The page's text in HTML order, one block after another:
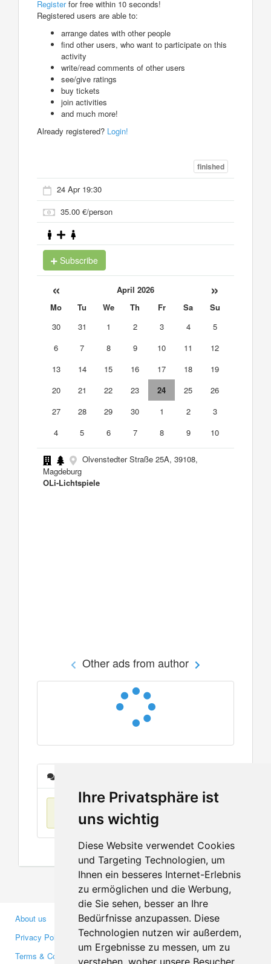
Ihre Privatsphäre ist
uns wichtig
Diese Website verwendet Cookies
und Targeting Technologien, um
Ihnen ein besseres Internet-Erlebnis
zu ermöglichen und die Werbung,
die Sie sehen, besser an Ihre
Bedürfnisse anzupassen. Diese
Technologien nutzen wir außerdem,
um Ergebnisse zu messen, um zu
verstehen, woher unsere Besucher
Registerfor free within 10 seconds!
Registered users are able to:
arrange dates with other people
find other users, who want to participate on this
activity
write/read comments of other users
see/give ratings
buy tickets
join activities
and much more!
Already registered? Login!
finished
24 Apr 19:30
35.00 €/person
Subscribe
« April 2026 »
Mo Tu We Th Fr Sa
Su
30
31 1 2 3 4
5
6
7 8 9 10 11
12
13
14 15 16 17 18
19
20
21 22 23 24 25
26
27
28 29 30 1 2
3
4
5 6 7 8 9 10
Olvenstedter Straße 25A, 39108,
Magdeburg
OLi-Lichtspiele
Other ads from author
No items found
About us
Privacy Policy
Terms & Conditions
Business Partners
Investors